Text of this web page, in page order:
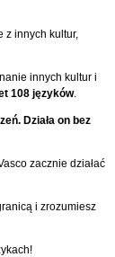
z innych kultur,
innych kultur i
108 języków.
Działa on bez
zacznie działać
i zrozumiesz